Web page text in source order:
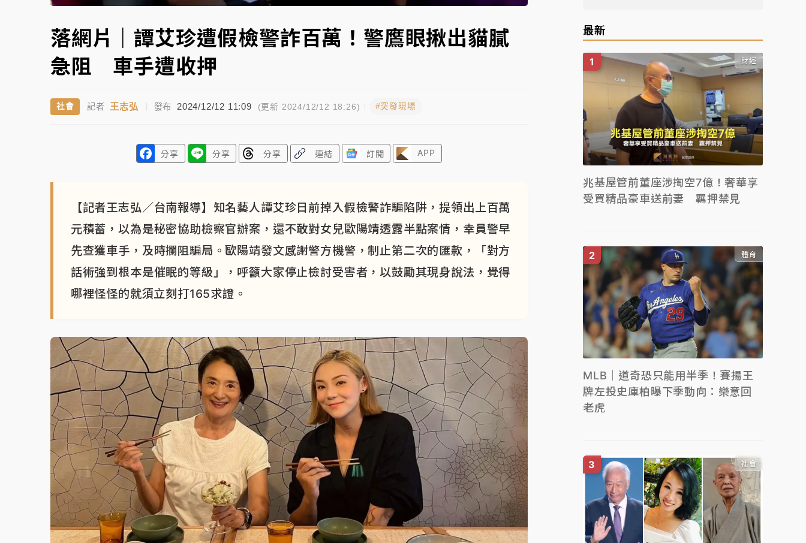
36.77%
落網片｜譚艾珍遭假檢警詐百萬！警鷹眼揪出貓膩
急阻 車手遭收押
社會 記者 王志弘 發布 2024/12/12 11:09 (更新 2024/12/12 18:26) #突發現場
分享 分享 分享 連結 訂閱 APP
【記者王志弘／台南報導】知名藝人譚艾珍日前掉入假檢警詐騙陷阱，提領出上百萬
元積蓄，以為是秘密協助檢察官辦案，還不敢對女兒歐陽靖透露半點案情，幸員警早
先查獲車手，及時攔阻騙局。歐陽靖發文感謝警方機警，制止第二次的匯款，「對方
話術強到根本是催眠的等級」，呼籲大家停止檢討受害者，以鼓勵其現身說法，覺得
哪裡怪怪的就須立刻打165求證。
最新
財經
兆基屋管前董座涉掏空7億！奢華享
受買精品豪車送前妻 羈押禁見
體育
MLB｜道奇恐只能用半季！賽揚王
牌左投史庫柏曝下季動向：樂意回
老虎
社會